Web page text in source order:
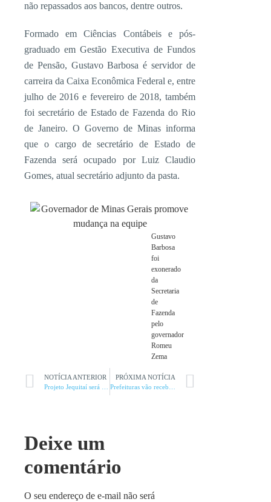
não repassados aos bancos, dentre outros.
Formado em Ciências Contábeis e pós-
graduado em Gestão Executiva de Fundos
de Pensão, Gustavo Barbosa é servidor de
carreira da Caixa Econômica Federal e, entre
julho de 2016 e fevereiro de 2018, também
foi secretário de Estado de Fazenda do Rio
de Janeiro. O Governo de Minas informa
que o cargo de secretário de Estado de
Fazenda será ocupado por Luiz Claudio
Gomes, atual secretário adjunto da pasta.
Gustavo
Barbosa
foi
exonerado
da
Secretaria
de
Fazenda
pelo
governador
Romeu
Zema
NOTÍCIA ANTERIOR
PRÓXIMA NOTÍCIA
Deixe um
comentário
O seu endereço de e-mail não será